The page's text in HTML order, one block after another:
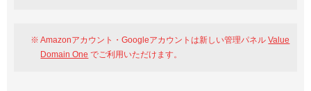
Amazonアカウント・Googleアカウントは新しい管理パネルValue
Domain One でご利用いただけます。